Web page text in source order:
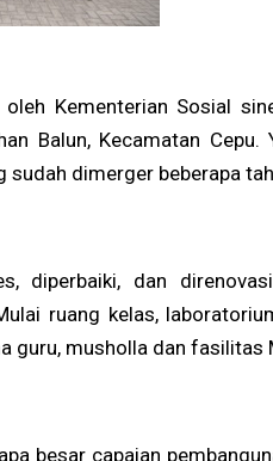
oleh Kementerian Sosial
Balun, Kecamatan
sudah dimerger beberapa
diperbaiki, dan
ruang kelas,
guru, musholla dan fasilitas
besar capaian